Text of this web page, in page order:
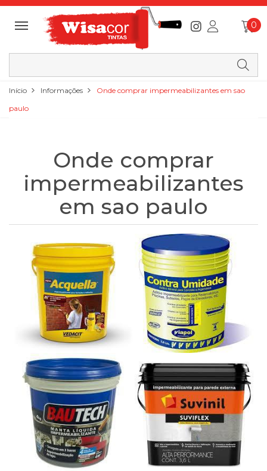
0
Início Informações
Onde comprar impermeabilizantes em sao
paulo
Onde comprar
impermeabilizantes
em sao paulo